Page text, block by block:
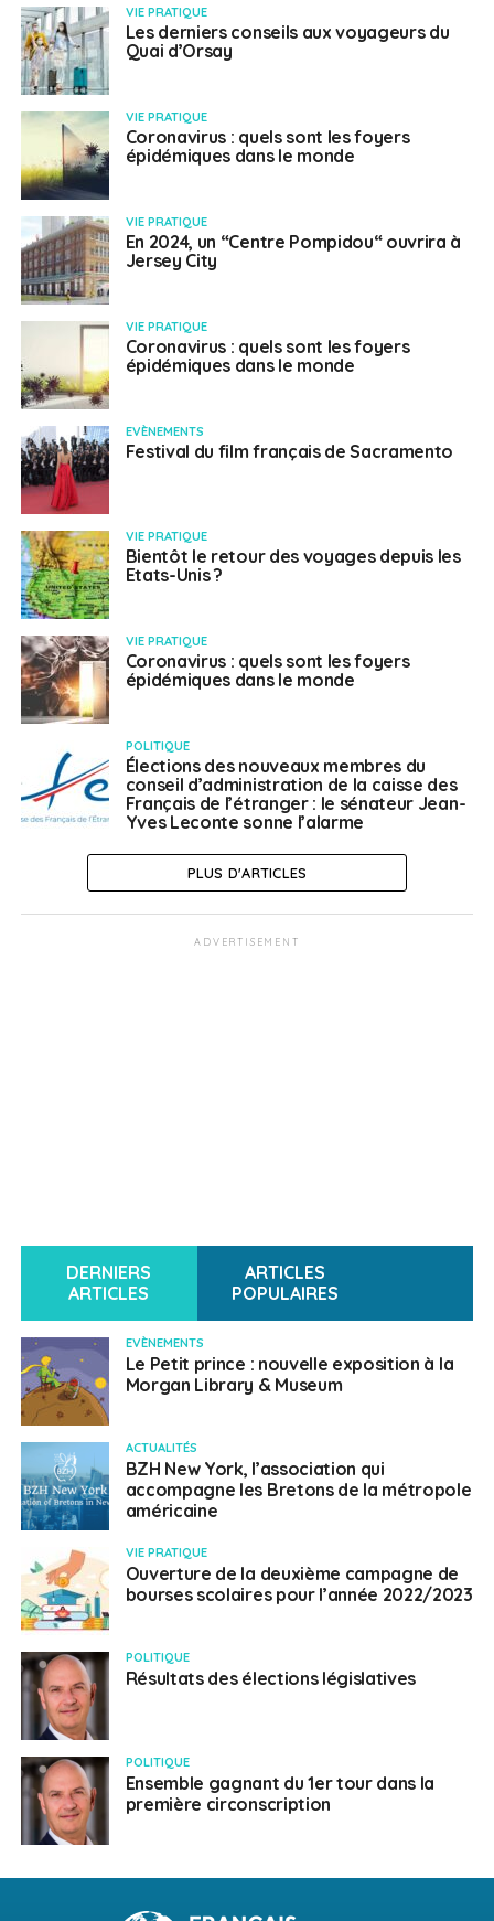
VIE PRATIQUE
Les derniers conseils aux voyageurs du
Quai d’Orsay
VIE PRATIQUE
Coronavirus : quels sont les foyers
épidémiques dans le monde
VIE PRATIQUE
En 2024, un “Centre Pompidou“ ouvrira à
Jersey City
VIE PRATIQUE
Coronavirus : quels sont les foyers
épidémiques dans le monde
EVÈNEMENTS
Festival du film français de Sacramento
VIE PRATIQUE
Bientôt le retour des voyages depuis les
Etats-Unis ?
VIE PRATIQUE
Coronavirus : quels sont les foyers
épidémiques dans le monde
POLITIQUE
Élections des nouveaux membres du
conseil d’administration de la caisse des
Français de l’étranger : le sénateur Jean-
Yves Leconte sonne l’alarme
PLUS D'ARTICLES
ADVERTISEMENT
DERNIERS
ARTICLES
ARTICLES
POPULAIRES
EVÈNEMENTS
Le Petit prince : nouvelle exposition à la
Morgan Library & Museum
ACTUALITÉS
BZH New York, l’association qui
accompagne les Bretons de la métropole
américaine
VIE PRATIQUE
Ouverture de la deuxième campagne de
bourses scolaires pour l’année 2022/2023
POLITIQUE
Résultats des élections législatives
POLITIQUE
Ensemble gagnant du 1er tour dans la
première circonscription